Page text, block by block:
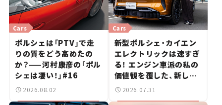
ポルシェは「PTV」で走
りの質をどう高めたの
か？——河村康彦の「ポル
シェは凄い！」#16
Cars
2026.08.02
新型ポルシェ・カイエン
エレクトリックは速すぎ
る！ エンジン車派の私の
価値観を覆した、新しい
ポルシェの走り。
Cars
2026.07.31